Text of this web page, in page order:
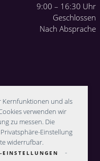
Kernfunktionen und als
verwenden wir
zu messen. Die
Einstellung
widerrufbar.
EINSTELLUNGEN -
9:00 – 16:30 Uhr
Geschlossen
Nach Absprache